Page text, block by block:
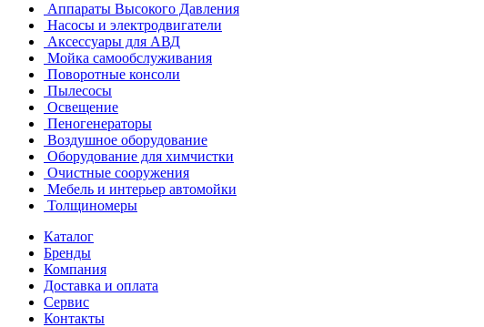
Аппараты Высокого Давления
Насосы и электродвигатели
Аксессуары для АВД
Мойка самообслуживания
Поворотные консоли
Пылесосы
Освещение
Пеногенераторы
Воздушное оборудование
Оборудование для химчистки
Очистные сооружения
Мебель и интерьер автомойки
Толщиномеры
Каталог
Бренды
Компания
Доставка и оплата
Сервис
Контакты